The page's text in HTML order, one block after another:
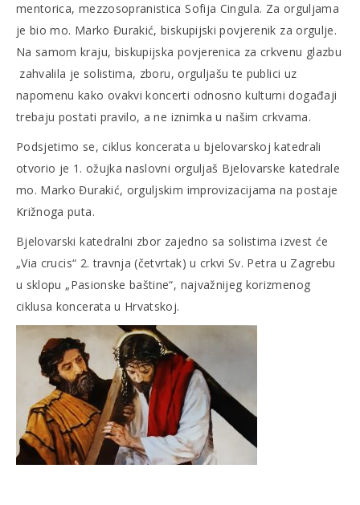
mentorica, mezzosopranistica Sofija Cingula. Za orguljama
je bio mo. Marko Đurakić, biskupijski povjerenik za orgulje.
Na samom kraju, biskupijska povjerenica za crkvenu glazbu
zahvalila je solistima, zboru, orguljašu te publici uz
napomenu kako ovakvi koncerti odnosno kulturni događaji
trebaju postati pravilo, a ne iznimka u našim crkvama.
Podsjetimo se, ciklus koncerata u bjelovarskoj katedrali
otvorio je 1. ožujka naslovni orguljaš Bjelovarske katedrale
mo. Marko Đurakić, orguljskim improvizacijama na postaje
Križnoga puta.
Bjelovarski katedralni zbor zajedno sa solistima izvest će
„Via crucis“ 2. travnja (četvrtak) u crkvi Sv. Petra u Zagrebu
u sklopu „Pasionske baštine“, najvažnijeg korizmenog
ciklusa koncerata u Hrvatskoj.